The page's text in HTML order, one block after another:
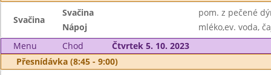
Svačina
Svačina
pom. z pečené
Nápoj
mléko,ev. voda,
Menu
Chod
Čtvrtek 5. 10. 2023
Přesnídávka (8:45 - 9:00)